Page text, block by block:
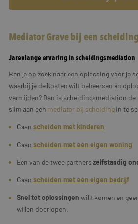
Mediator Grave bij een scheiding
Jarenlange ervaring in scheidingsmediation
Ben je op zoek naar een oplossing voor je
waarbij je de kosten wilt beheersen en
vermijden? Dan is scheidingsmediation
slim aan een mediator bij scheiding in te
Gaan scheiden met kinderen
Gaan scheiden met een eigen woning
Een van de twee partners zelfstandig
Gaan scheiden met een eigen bedrijf
Snel tot oplossingen willt komen en
willen doorlopen.